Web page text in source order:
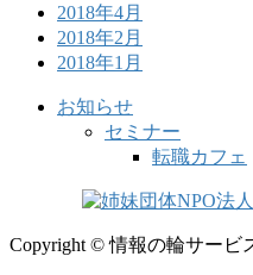
2018年4月
2018年2月
2018年1月
お知らせ
セミナー
転職カフェ
Copyright © 情報の輪サービ